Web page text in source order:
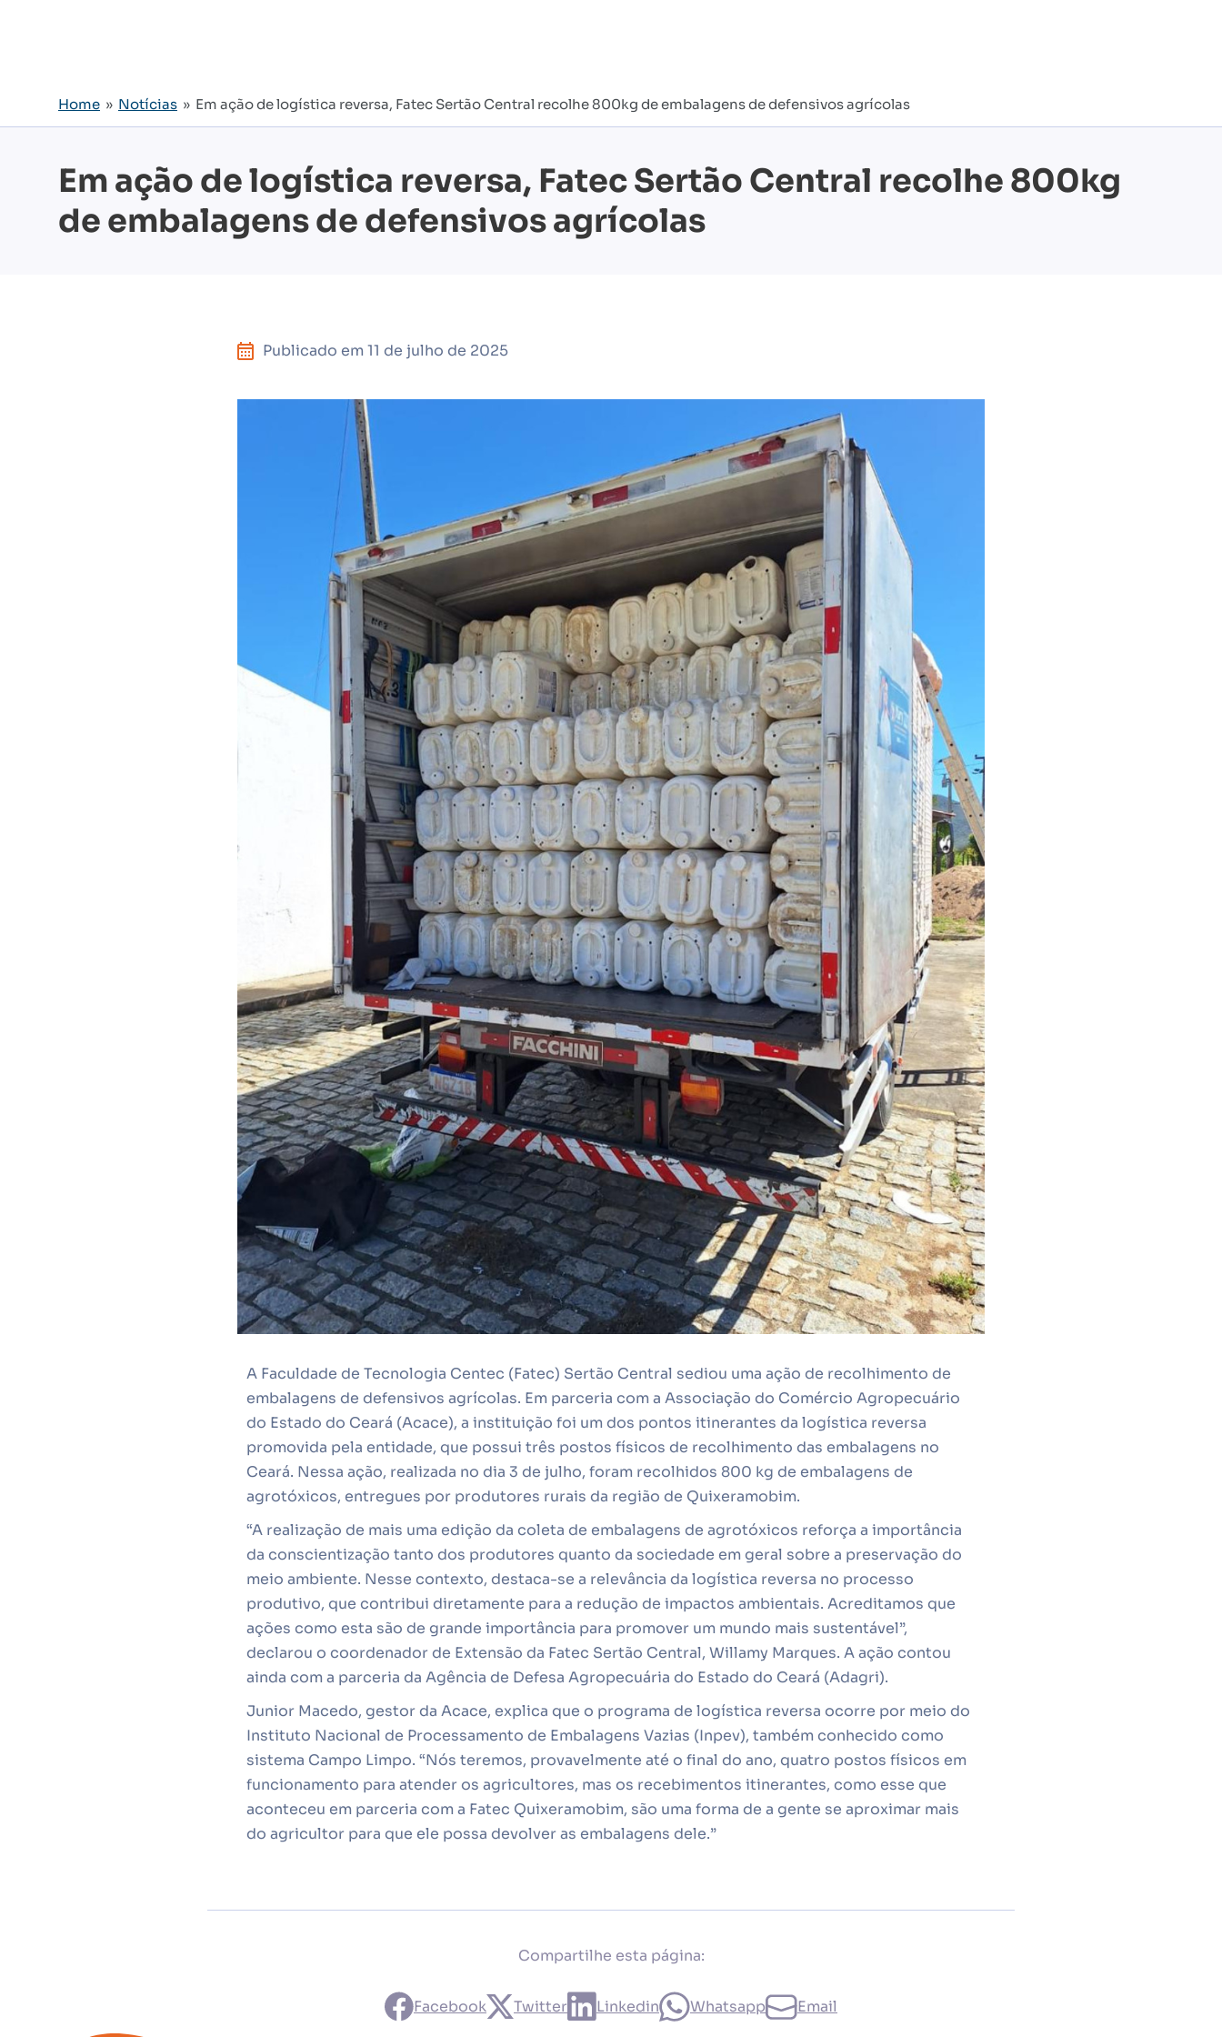
Home » Notícias » Em ação de logística reversa, Fatec Sertão Central recolhe 800kg de embalagens de defensivos agrícolas
Em ação de logística reversa, Fatec Sertão Central recolhe 800kg
de embalagens de defensivos agrícolas
Publicado em 11 de julho de 2025
A Faculdade de Tecnologia Centec (Fatec) Sertão Central sediou uma ação de recolhimento de
embalagens de defensivos agrícolas. Em parceria com a Associação do Comércio Agropecuário
do Estado do Ceará (Acace), a instituição foi um dos pontos itinerantes da logística reversa
promovida pela entidade, que possui três postos físicos de recolhimento das embalagens no
Ceará. Nessa ação, realizada no dia 3 de julho, foram recolhidos 800 kg de embalagens de
agrotóxicos, entregues por produtores rurais da região de Quixeramobim.
“A realização de mais uma edição da coleta de embalagens de agrotóxicos reforça a importância
da conscientização tanto dos produtores quanto da sociedade em geral sobre a preservação do
meio ambiente. Nesse contexto, destaca-se a relevância da logística reversa no processo
produtivo, que contribui diretamente para a redução de impactos ambientais. Acreditamos que
ações como esta são de grande importância para promover um mundo mais sustentável”,
declarou o coordenador de Extensão da Fatec Sertão Central, Willamy Marques. A ação contou
ainda com a parceria da Agência de Defesa Agropecuária do Estado do Ceará (Adagri).
Junior Macedo, gestor da Acace, explica que o programa de logística reversa ocorre por meio do
Instituto Nacional de Processamento de Embalagens Vazias (Inpev), também conhecido como
sistema Campo Limpo. “Nós teremos, provavelmente até o final do ano, quatro postos físicos em
funcionamento para atender os agricultores, mas os recebimentos itinerantes, como esse que
aconteceu em parceria com a Fatec Quixeramobim, são uma forma de a gente se aproximar mais
do agricultor para que ele possa devolver as embalagens dele.”
Compartilhe esta página:
Facebook Twitter Linkedin Whatsapp Email